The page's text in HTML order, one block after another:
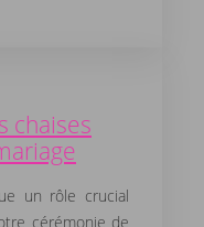
chaises
un rôle crucial
cérémonie de